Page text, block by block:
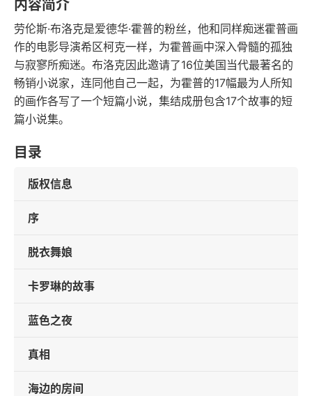
内容简介
劳伦斯·布洛克是爱德华·霍普的粉丝，他和同样痴迷霍普画
作的电影导演希区柯克一样，为霍普画中深入骨髓的孤独
与寂寥所痴迷。布洛克因此邀请了16位美国当代最著名的
畅销小说家，连同他自己一起，为霍普的17幅最为人所知
的画作各写了一个短篇小说，集结成册包含17个故事的短
篇小说集。
目录
版权信息
序
脱衣舞娘
卡罗琳的故事
蓝色之夜
真相
海边的房间